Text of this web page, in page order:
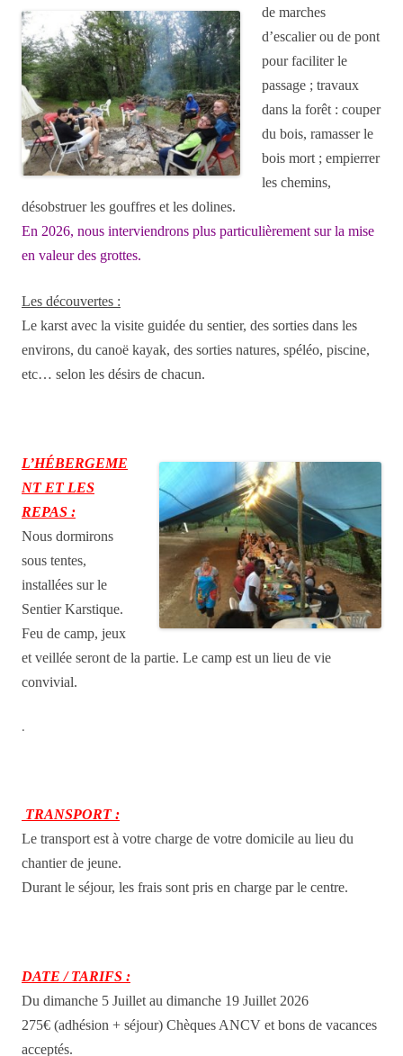
de marches
d’escalier ou de pont
pour faciliter le
passage ; travaux
dans la forêt : couper
du bois, ramasser le
bois mort ; empierrer
les chemins,
désobstruer les gouffres et les dolines.
En 2026, nous interviendrons plus particulièrement sur la mise
en valeur des grottes.
Les découvertes :
Le karst avec la visite guidée du sentier, des sorties dans les
environs, du canoë kayak, des sorties natures, spéléo, piscine,
etc… selon les désirs de chacun.
L’HÉBERGEME
NT ET LES
REPAS :
Nous dormirons
sous tentes,
installées sur le
Sentier Karstique.
Feu de camp, jeux
et veillée seront de la partie. Le camp est un lieu de vie
convivial.
.
TRANSPORT :
Le transport est à votre charge de votre domicile au lieu du
chantier de jeune.
Durant le séjour, les frais sont pris en charge par le centre.
DATE / TARIFS :
Du dimanche 5 Juillet au dimanche 19 Juillet 2026
275€ (adhésion + séjour) Chèques ANCV et bons de vacances
acceptés.